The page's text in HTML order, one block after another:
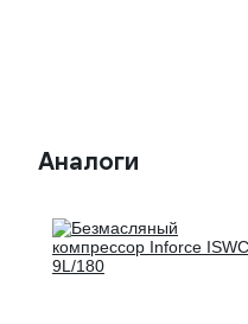
Аналоги